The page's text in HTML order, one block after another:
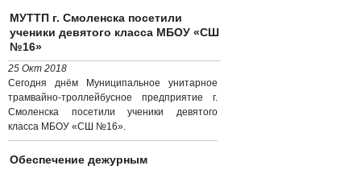
МУТТП г. Смоленска посетили
ученики девятого класса МБОУ «СШ
№16»
25 Окт 2018
Сегодня днём Муниципальное унитарное
трамвайно-троллейбусное предприятие г.
Смоленска посетили ученики девятого
класса МБОУ «СШ №16».
Обеспечение дежурным